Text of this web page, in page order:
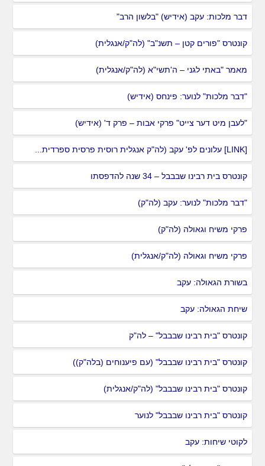
דבר מלכות: עקב (אידיש) "בלשון הרב"
קונטרס "פורים קטן – תשנ"ב" (לה"ק/אנגלית)
מאמר "באתי לגני – ה'תשי"א (לה"ק/אנגלית)
"דבר מלכות" לנוער: פינחס (אידיש)
"לעבן מיט דער צייט" פרקי אבות – פרק ד' (אידיש)
[LINK] עלונים לפ' עקב (לה"ק אנגלית רוסית פרסית ספרדית...
קונטרס בית רבינו שבבבל – 34 שנה להדפסתו
"דבר מלכות" לנוער: עקב (לה"ק)
פרקי משיח וגאולה (לה"ק)
פרקי משיח וגאולה (לה"ק/אנגלית)
בשורת הגאולה: עקב
שיחת הגאולה: עקב
קונטרס "בית רבינו שבבבל" – לה"ק
קונטרס "בית רבינו שבבבל" (עם פיענוחים (בלה"ק))
קונטרס "בית רבינו שבבבל" (לה"ק/אנגלית)
קונטרס "בית רבינו שבבבל" לנוער
לקוטי שיחות: עקב